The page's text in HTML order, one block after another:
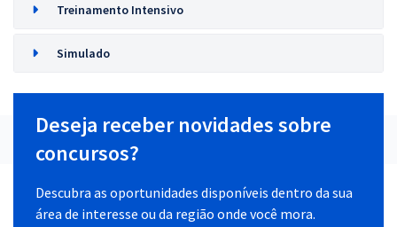
Treinamento Intensivo
Simulado
Deseja receber novidades sobre
concursos?
Descubra as oportunidades disponíveis dentro da sua
área de interesse ou da região onde você mora.